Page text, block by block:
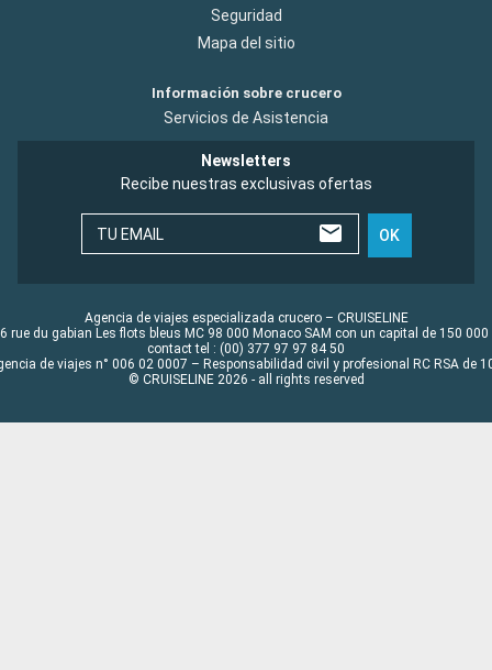
Seguridad
Mapa del sitio
Información sobre crucero
Servicios de Asistencia
Newsletters
Recibe nuestras exclusivas ofertas
TU EMAIL OK
Agencia de viajes especializada crucero – CRUISELINE
rue du gabian Les flots bleus MC 98 000 Monaco SAM con un capital de 150 000
contact tel : (00) 377 97 97 84 50
de viajes n° 006 02 0007 – Responsabilidad civil y profesional RC RSA de
© CRUISELINE 2026 - all rights reserved